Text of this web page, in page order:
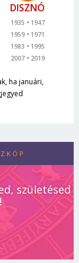
DISZNÓ
1935
1947
1959
1971
1983
1995
2007
2019
ha januári,
születésed